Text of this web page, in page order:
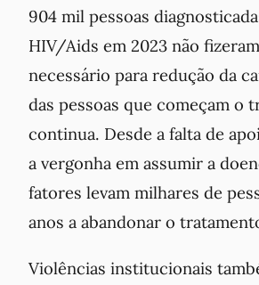
904 mil pessoas
HIV/Aids em 2023 não
necessário para redução da
das pessoas que começam o
continua. Desde a falta de
a vergonha em assumir a
fatores levam milhares de
anos a abandonar o
Violências institucionais